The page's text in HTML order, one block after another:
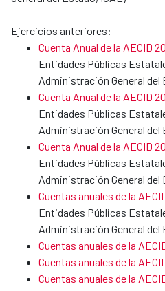
Ejercicios anteriores:
Cuenta Anual de la AECID
Entidades Públicas
Administración General del
Cuenta Anual de la AECID
Entidades Públicas
Administración General del
Cuenta Anual de la AECID
Entidades Públicas
Administración General del
Cuentas anuales de la
Entidades Públicas
Administración General del
Cuentas anuales de la
Cuentas anuales de la
Cuentas anuales de la